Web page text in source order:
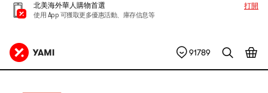
北美海外華人購物首選
使用 App 可獲取更多優惠活動、庫存信息等
打開
91789